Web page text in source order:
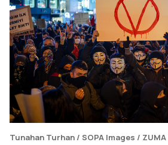
Tunahan Turhan / SOPA Images /